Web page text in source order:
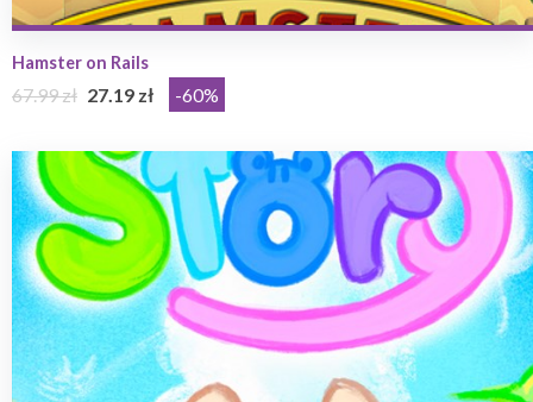
Hamster on Rails
67.99 zł 27.19 zł -60%